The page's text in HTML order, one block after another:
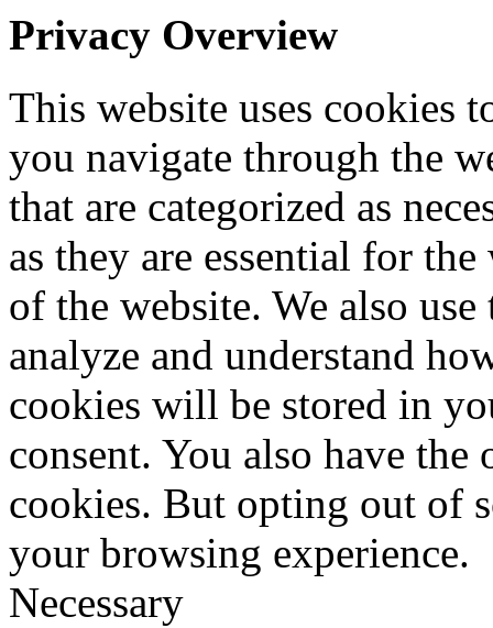
Privacy Overview
This website uses cookies
you navigate through the
that are categorized as
as they are essential for
of the website. We also
analyze and understand
cookies will be stored in
consent. You also have
cookies. But opting out of
your browsing experience.
Necessary